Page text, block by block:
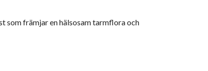
främjar en hälsosam tarmflora och